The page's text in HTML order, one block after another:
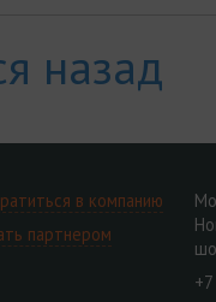
назад
в компанию
партнером